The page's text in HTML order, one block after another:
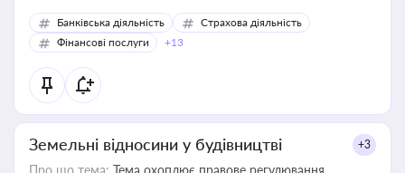
Банківська діяльність
Страхова діяльність
Фінансові послуги
+13
Земельні відносини у будівництві +3
Про що тема: Тема охоплює правове регулювання